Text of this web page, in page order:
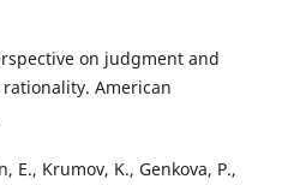
on judgment and
American
E., Krumov, K., Genkova, P.,